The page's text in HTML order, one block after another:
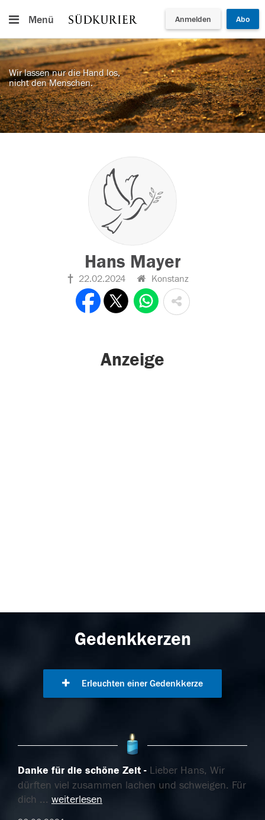
Menü Anmelden Abo
Wir lassen nur die Hand los,
nicht den Menschen.
Hans Mayer
22.02.2024 Konstanz
Anzeige
Gedenkkerzen
Erleuchten einer Gedenkkerze
Danke für die schöne Zeit
Lieber Hans, Wir
dürften viel zusammen lachen und schweigen. Für
dich ... weiterlesen